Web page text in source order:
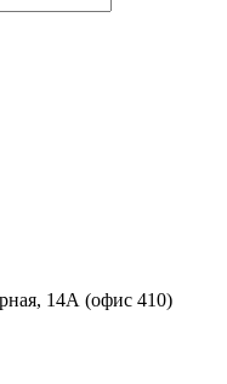
14А (офис 410)